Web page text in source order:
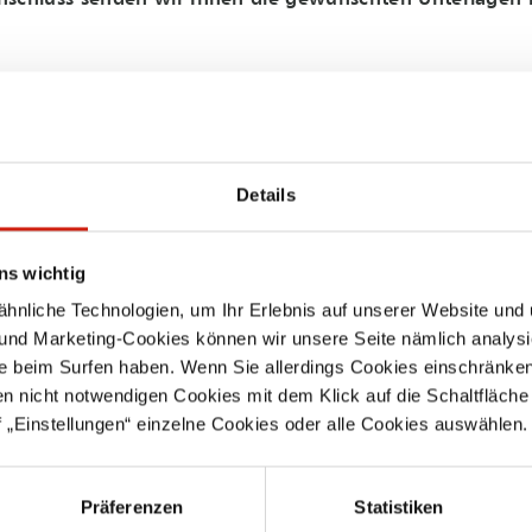
Details
wichtig
Technologien, um Ihr Erlebnis auf unserer Website
Marketing-Cookies können wir unsere Seite nämlich
beim Surfen haben. Wenn Sie allerdings Cookies
nicht notwendigen Cookies mit dem Klick auf die Schaltfläche
einzelne Cookies oder alle Cookies auswählen.
Präferenzen Statistiken
Nachname*